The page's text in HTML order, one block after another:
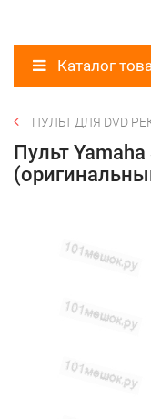
Каталог
ПУЛЬТ ДЛЯ DVD
Пульт